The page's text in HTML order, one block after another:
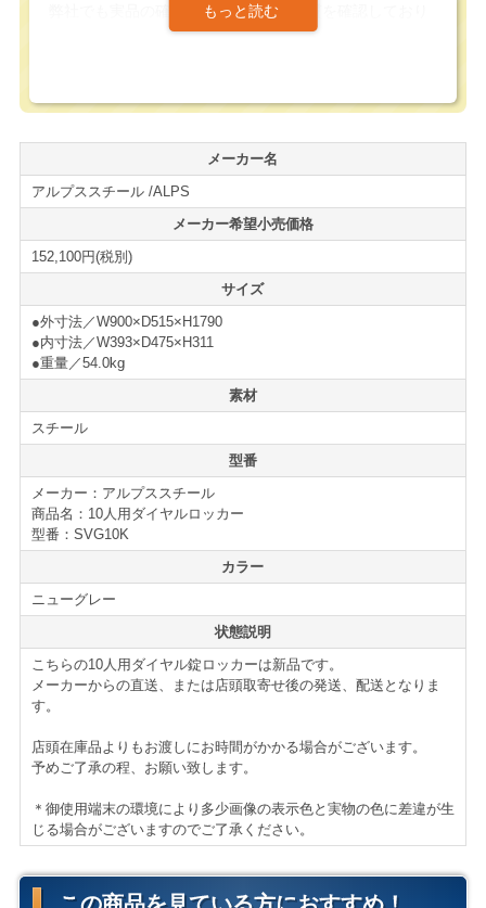
弊社でも実品の確認を行い、確かな品質を確認しており
ます。販売・搬入実績も多数ございますので安心してお
スタンダードなロッカーですが、国内製造のロッカーだ
けあり、安価で販売されるノックダウン（組立）の海外
生産品と比べると丈夫で長くお使い頂ける良質なロッカ
ーです。
ダイヤル錠ロッカーは、キーレスで使用できる利便性の
高いロッカーであると同時に、特定の個人ロッカーの場
所を定めず、不特定多数の人によってフレキシブルな使
い方をする事が可能な利便性の高いロッカーです。
また、別売りオプションのマスター治具によって、開錠
ナンバーが分からなくなってしまった際の非常開錠も可
能になります。
ダイヤルロッカーの最大の利点は鍵の管理が不要な所に
あります。本来、鍵の紛失や、未返却での退職等、ロッ
カーの鍵の管理は労力が必要となります。
その点、ダイヤルロッカーは、非常解錠キーを用いた少
ない労力での管理が可能となります。
高品質で利便性の高いお勧めのロッカーです。
ロッカーの新増設、買い替えの際には是非ご検討下さ
い。
＊サイズ等の詳細はページ下部に記載がございます。
オプション販売
■ダイヤル錠用 マスター治具はこちら
メーカー名
アルプススチール /ALPS
メーカー希望小売価格
152,100円(税別)
サイズ
●外寸法／W900×D515×H1790
●内寸法／W393×D475×H311
●重量／54.0kg
素材
スチール
型番
メーカー：アルプススチール
商品名：10人用ダイヤルロッカー
型番：SVG10K
カラー
ニューグレー
状態説明
こちらの10人用ダイヤル錠ロッカーは新品です。
メーカーからの直送、または店頭取寄せ後の発送、配送となりま
す。
店頭在庫品よりもお渡しにお時間がかかる場合がございます。
予めご了承の程、お願い致します。
＊御使用端末の環境により多少画像の表示色と実物の色に差違が生
じる場合がございますのでご了承ください。
この商品を見ている方におすすめ！